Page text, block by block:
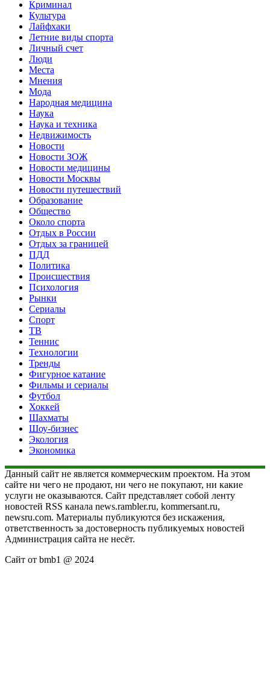
Криминал
Культура
Лайфхаки
Летние виды спорта
Личный счет
Люди
Места
Мнения
Мода
Народная медицина
Наука
Наука и техника
Недвижимость
Новости
Новости ЗОЖ
Новости медицины
Новости Москвы
Новости путешествий
Образование
Общество
Около спорта
Отдых в России
Отдых за границей
ПДД
Политика
Происшествия
Психология
Рынки
Сериалы
Спорт
ТВ
Теннис
Технологии
Тренды
Фигурное катание
Фильмы и сериалы
Футбол
Хоккей
Шахматы
Шоу-бизнес
Экология
Экономика
Данный сайт не является коммерческим проектом. На этом
сайте ни чего не продают, ни чего не покупают, ни какие
услуги не оказываются. Сайт представляет собой ленту
новостей RSS канала news.rambler.ru, kommersant.ru,
newsru.com. Материалы публикуются без искажения,
ответственность за достоверность публикуемых новостей
Администрация сайта не несёт.
Сайт от bmb1 @ 2024